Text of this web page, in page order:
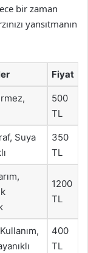
bir zaman
yansıtmanın
Fiyat
500
TL
Suya
350
TL
1200
TL
400
TL